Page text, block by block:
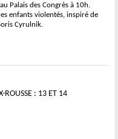
Palais des Congrès à 10h.
enfants violentés, inspiré de
Cyrulnik.
ROUSSE : 13 ET 14